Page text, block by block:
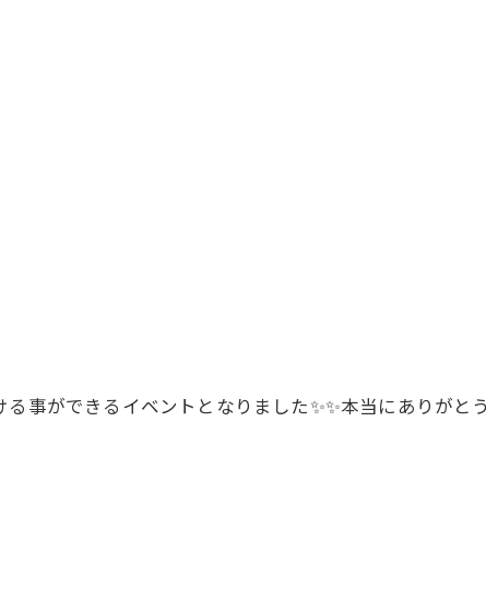
事ができるイベントとなりました✨✨本当にありがと